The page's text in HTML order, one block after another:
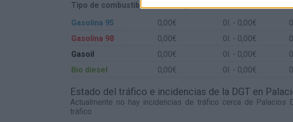
Tipo de combustible Precio por litro Gasto 5l/100km
Gasolina 95
0,00€ 0l. - 0,00€ 0
Gasolina 98
0,00€ 0l. - 0,00€ 0
Gasoil
0,00€ 0l. - 0,00€ 0
Bio diesel
0,00€ 0l. - 0,00€ 0
Estado del tráfico e incidencias de la DGT en
Actualmente no hay incidencias de tráfico cerca de Palacios
tráfico